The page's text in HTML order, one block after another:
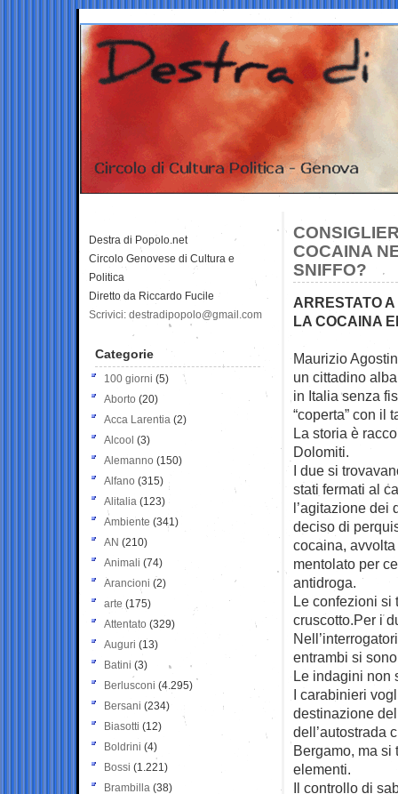
COCAINA
SNIFFO?
ARRESTATO
LA COCAINA
Maurizio
un cittadino
in Italia senza
“coperta” con il
La storia è
Dolomiti.
I due si
stati fermati al
l’agitazione dei
deciso di
cocaina,
mentolato per
antidroga.
Le confezioni si
cruscotto.Per i
entrambi si
Le indagini non
I carabinieri
destinazione
dell’autostrada
Bergamo, ma si
elementi.
Il controllo di
Destra di Popolo.net
Circolo Genovese di Cultura e
Politica
Diretto da Riccardo Fucile
Scrivici: destradipopolo@gmail.com
Categorie
100 giorni (5)
Aborto (20)
Acca Larentia (2)
Alcool (3)
Alemanno (150)
Alfano (315)
Alitalia (123)
Ambiente (341)
AN (210)
Animali (74)
Arancioni (2)
arte (175)
Attentato (329)
Auguri (13)
Batini (3)
Berlusconi (4.295)
Bersani (234)
Biasotti (12)
Boldrini (4)
Bossi (1.221)
Brambilla (38)